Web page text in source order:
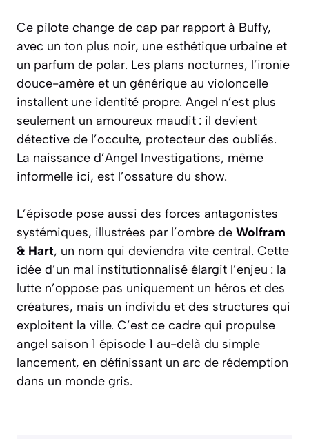
Ce pilote change de cap par rapport à Buffy,
avec un ton plus noir, une esthétique urbaine et
un parfum de polar. Les plans nocturnes, l’ironie
douce-amère et un générique au violoncelle
installent une identité propre. Angel n’est plus
seulement un amoureux maudit : il devient
détective de l’occulte, protecteur des oubliés.
La naissance d’Angel Investigations, même
informelle ici, est l’ossature du show.
L’épisode pose aussi des forces antagonistes
systémiques, illustrées par l’ombre de Wolfram
& Hart, un nom qui deviendra vite central. Cette
idée d’un mal institutionnalisé élargit l’enjeu : la
lutte n’oppose pas uniquement un héros et des
créatures, mais un individu et des structures qui
exploitent la ville. C’est ce cadre qui propulse
angel saison 1 épisode 1 au-delà du simple
lancement, en définissant un arc de rédemption
dans un monde gris.